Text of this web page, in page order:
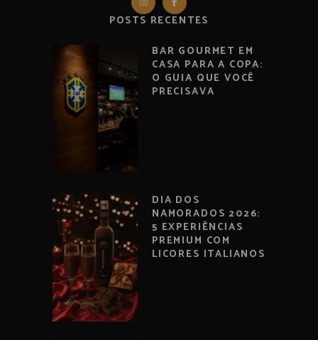
POSTS RECENTES
BAR GOURMET EM
CASA PARA A COPA:
O GUIA QUE VOCÊ
PRECISAVA
DIA DOS
NAMORADOS 2026:
5 EXPERIÊNCIAS
PREMIUM COM
LICORES ITALIANOS